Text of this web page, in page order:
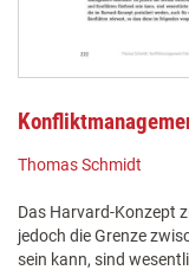
Thomas Schmidt
Das Harvard-Konzept
jedoch die Grenze
sein kann, sind